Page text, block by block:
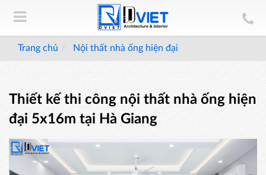
Trang chủ Nội thất nhà ống hiện đại
Thiết kế thi công nội thất nhà ống hiện
đại 5x16m tại Hà Giang